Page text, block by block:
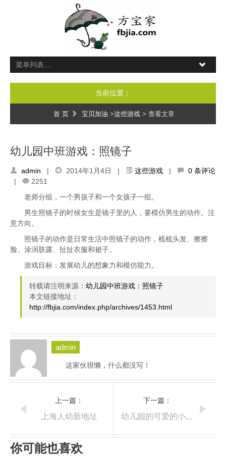
当前位置：
首 页 宝贝加油 >这些游戏> 查看文章
幼儿园中班游戏：照镜子
admin | 2014年1月4日 | 这些游戏 |
0 条评论
|
2251
老师分组，一个男孩子和一个女孩子一组。
男生照镜子的时候女生是镜子里的人，要模仿男生的动作。注
意方向。
照镜子的动作是日常生活中照镜子的动作，梳梳头发、擦擦
脸、涂润肤露、扯扯衣服和裙子。
游戏目标：发展幼儿的想象力和模仿能力。
转载请注明来源： 幼儿园中班游戏：照镜子
本文链接地址：
http://fbjia.com/index.php/archives/1453.html
admin
这家伙很懒，什么都没写！
上一篇：
上海人幼新地址
下一篇：
你可能也喜欢